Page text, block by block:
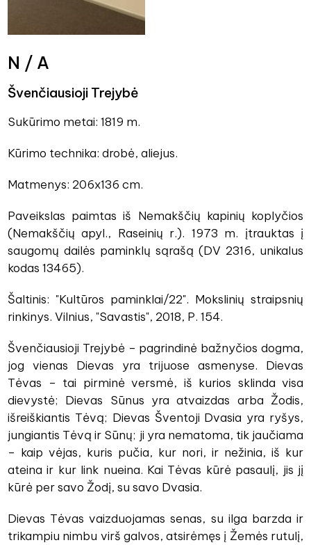
N / A
Švenčiausioji Trejybė
Sukūrimo metai: 1819 m.
Kūrimo technika: drobė, aliejus.
Matmenys: 206x136 cm.
Paveikslas paimtas iš Nemakščių kapinių koplyčios
(Nemakščių apyl., Raseinių r.). 1973 m. įtrauktas į
saugomų dailės paminklų sąrašą (DV 2316, unikalus
kodas 13465).
Šaltinis: "Kultūros paminklai/22". Mokslinių straipsnių
rinkinys. Vilnius, "Savastis", 2018, P. 154.
Švenčiausioji Trejybė – pagrindinė bažnyčios dogma,
jog vienas Dievas yra trijuose asmenyse. Dievas
Tėvas – tai pirminė versmė, iš kurios sklinda visa
dievystė; Dievas Sūnus yra atvaizdas arba Žodis,
išreiškiantis Tėvą; Dievas Šventoji Dvasia yra ryšys,
jungiantis Tėvą ir Sūnų; ji yra nematoma, tik jaučiama
– kaip vėjas, kuris pučia, kur nori, ir nežinia, iš kur
ateina ir kur link nueina. Kai Tėvas kūrė pasaulį, jis jį
kūrė per savo Žodį, su savo Dvasia.
Dievas Tėvas vaizduojamas senas, su ilga barzda ir
trikampiu nimbu virš galvos, atsirėmęs į Žemės rutulį,